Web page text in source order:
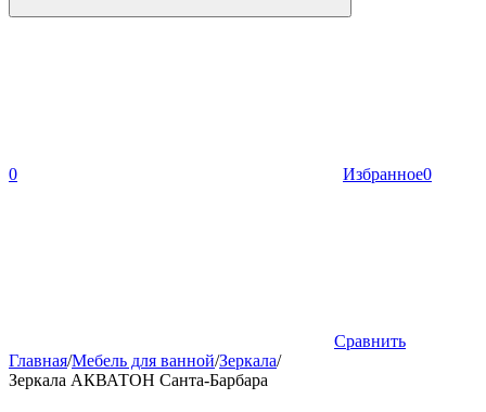
0 Избранное0
Сравнить
Главная/Мебель для ванной/Зеркала/
Зеркала АКВАТОН Санта-Барбара